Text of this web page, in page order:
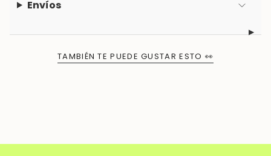
Envíos
TAMBIÉN TE PUEDE GUSTAR ESTO 👀